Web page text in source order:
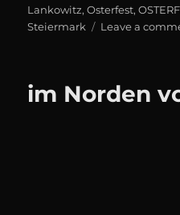
Lankowitz,Osterfest,
Steiermark
Leave a
im Norden